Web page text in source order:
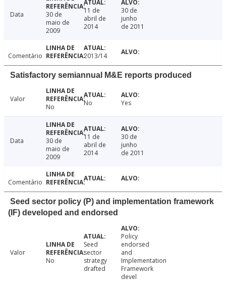
Data
30 de
maio de
2009
11 de
abril de
2014
30 de
junho
de 2011
Comentário 2013/14
Satisfactory semiannual M&E reports produced
Valor
No
No Yes
Data
30 de
maio de
2009
11 de
abril de
2014
30 de
junho
de 2011
Comentário
Seed sector policy (P) and implementation framework
(IF) developed and endorsed
Valor
No
Seed
sector
strategy
drafted
Policy
endorsed
and
Implementation
Framework
devel